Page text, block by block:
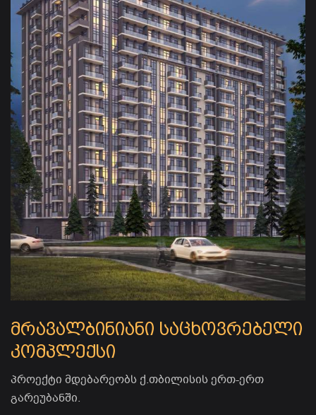
მრავალბინიანი საცხოვრებელი
კომპლექსი
პროექტი მდებარეობს ქ.თბილისის ერთ-ერთ
გარეუბანში.